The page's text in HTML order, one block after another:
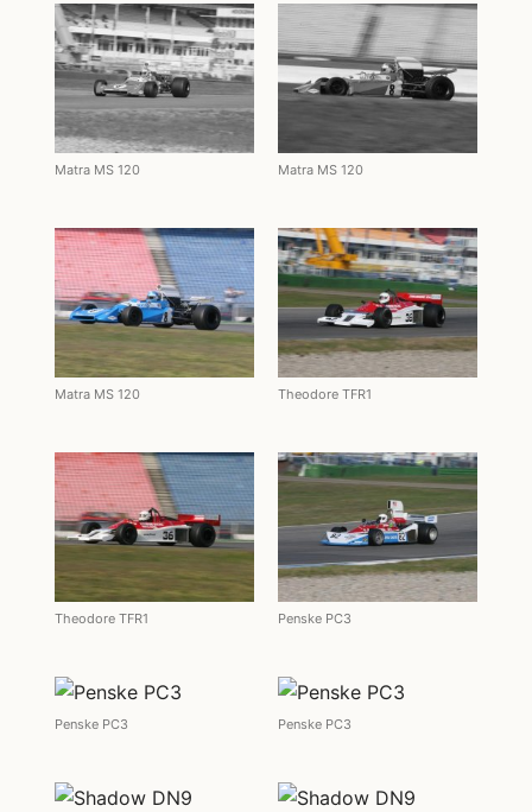
Matra MS 120 Matra MS 120
Matra MS 120 Theodore TFR1
Theodore TFR1 Penske PC3
Penske PC3 Penske PC3